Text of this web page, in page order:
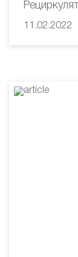
11.02.2022